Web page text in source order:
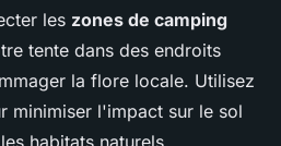
les zones de camping
tente dans des endroits
la flore locale. Utilisez
minimiser l'impact sur le sol
habitats naturels.